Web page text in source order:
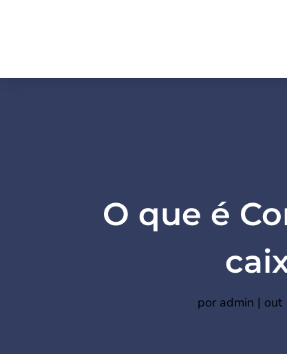
O que é
por admin | out